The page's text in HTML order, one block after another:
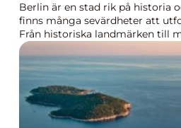
Berlin är en stad rik på historia
finns många sevärdheter att
Från historiska landmärken till